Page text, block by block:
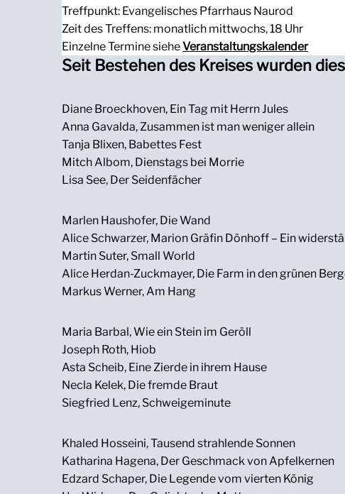
Treffpunkt: Evangelisches Pfarrhaus Naurod
Zeit des Treffens: monatlich mittwochs, 18 Uhr
Einzelne Termine sieheVeranstaltungskalender
Seit Bestehen des Kreises wurden
Diane Broeckhoven, Ein Tag mit Herrn Jules
Anna Gavalda, Zusammen ist man weniger allein
Tanja Blixen, Babettes Fest
Mitch Albom, Dienstags bei Morrie
Lisa See, Der Seidenfächer
Marlen Haushofer, Die Wand
Alice Schwarzer, Marion Gräfin Dönhoff – Ein
Martin Suter, Small World
Alice Herdan-Zuckmayer, Die Farm in den grünen
Markus Werner, Am Hang
Maria Barbal, Wie ein Stein im Geröll
Joseph Roth, Hiob
Asta Scheib, Eine Zierde in ihrem Hause
Necla Kelek, Die fremde Braut
Siegfried Lenz, Schweigeminute
Khaled Hosseini, Tausend strahlende Sonnen
Katharina Hagena, Der Geschmack von Apfelkernen
Edzard Schaper, Die Legende vom vierten König